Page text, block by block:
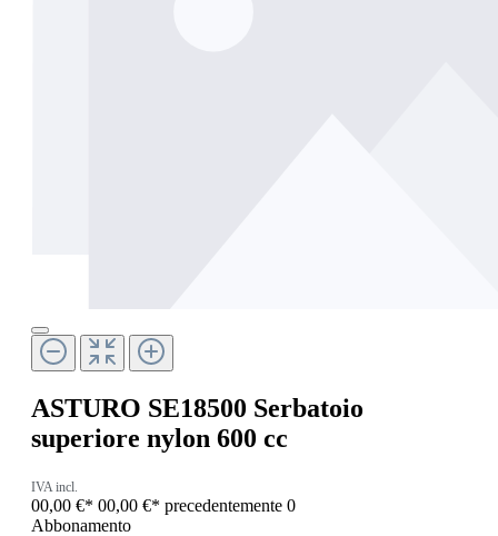
ASTURO SE18500 Serbatoio
superiore nylon 600 cc
IVA incl.
00,00 €* 00,00 €* precedentemente 0
Abbonamento